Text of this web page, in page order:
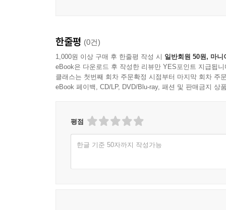
한줄평 (0건)
1,000원 이상 구매 후 한줄평 작성 시 일반회원 50원, 마니
eBook은 다운로드 후 작성한 리뷰만 YES포인트 지급됩니
클래스는 첫번째 회차 주문확정 시점부터 마지막 회차 주
eBook 페이백, CD/LP, DVD/Blu-ray, 패션 및 판매금지 상
평점
한글 기준 50자까지 작성가능